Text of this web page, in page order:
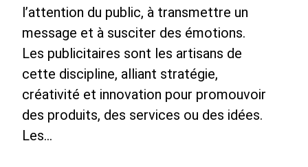
l’attention du public, à transmettre un
message et à susciter des émotions.
Les publicitaires sont les artisans de
cette discipline, alliant stratégie,
créativité et innovation pour promouvoir
des produits, des services ou des idées.
Les…